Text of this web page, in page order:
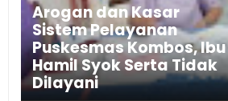
Arogan dan Kasar
Sistem Pelayanan
Puskesmas Kombos, Ibu
Hamil Syok Serta Tidak
Dilayani